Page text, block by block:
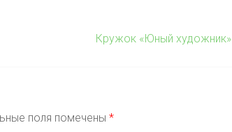
Кружок «Юный художник»
поля помечены *